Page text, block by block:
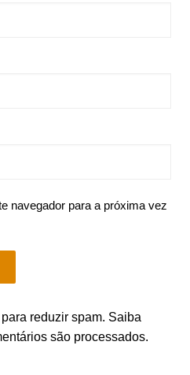
navegador para a próxima vez
reduzir spam. Saiba
são processados.